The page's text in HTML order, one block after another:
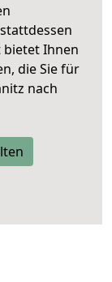
bietet Ihnen
die Sie für
nach